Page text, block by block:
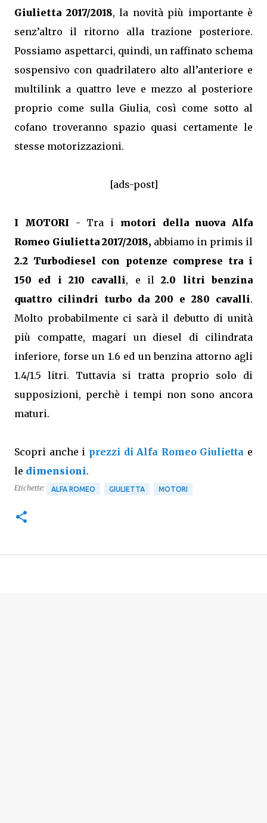
Giulietta 2017/2018, la novità più importante è
senz’altro il ritorno alla trazione posteriore.
Possiamo aspettarci, quindi, un raffinato schema
sospensivo con quadrilatero alto all’anteriore e
multilink a quattro leve e mezzo al posteriore
proprio come sulla Giulia, così come sotto al
cofano troveranno spazio quasi certamente le
stesse motorizzazioni.
[ads-post]
I MOTORI - Tra i motori della nuova Alfa
Romeo Giulietta 2017/2018, abbiamo in primis il
2.2 Turbodiesel con potenze comprese tra i
150 ed i 210 cavalli, e il2.0 litri benzina
quattro cilindri turbo da 200 e 280 cavalli.
Molto probabilmente ci sarà il debutto di unità
più compatte, magari un diesel di cilindrata
inferiore, forse un 1.6 ed un benzina attorno agli
1.4/1.5 litri. Tuttavia si tratta proprio solo di
supposizioni, perchè i tempi non sono ancora
maturi.
Scopri anche i prezzi di Alfa Romeo Giulietta e
le dimensioni.
Etichette: ALFA ROMEO GIULIETTA MOTORI